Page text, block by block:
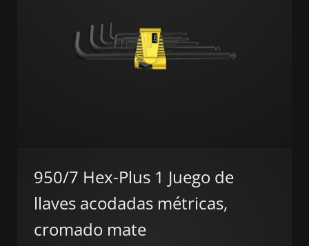
950/7 Hex-Plus 1 Juego de
llaves acodadas métricas,
cromado mate